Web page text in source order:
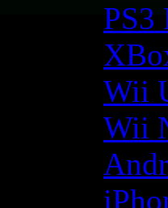
PS3
Wii
Wii